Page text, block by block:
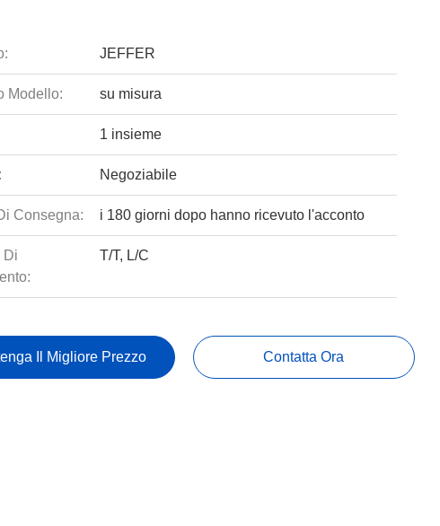
JEFFER
Modello: su misura
1 insieme
Negoziabile
Consegna: i 180 giorni dopo hanno ricevuto l'acconto
Di
T/T, L/C
Il Migliore Prezzo Contatta Ora